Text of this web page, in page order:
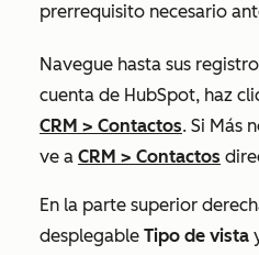
prerrequisito necesario
Navegue hasta sus
cuenta de HubSpot, haz
CRM > Contactos. Si Más
ve a CRM > Contactos
En la parte superior
desplegable Tipo de vista